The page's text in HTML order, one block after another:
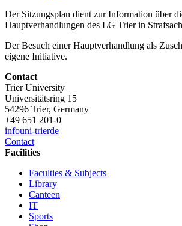
Der Sitzungsplan dient zur Information über
Hauptverhandlungen des LG Trier in
Der Besuch einer Hauptverhandlung als
eigene Initiative.
Contact
Trier University
Universitätsring 15
54296 Trier, Germany
+49 651 201-0
infouni-trierde
Contact
Facilities
Faculties & Subjects
Library
Canteen
IT
Sports